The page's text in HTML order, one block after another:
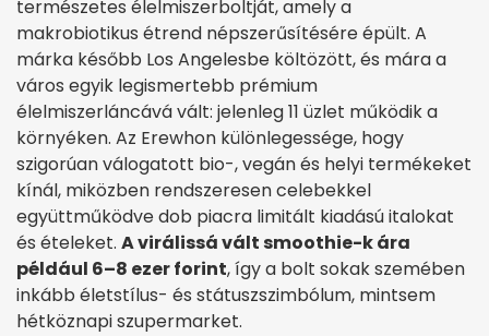
természetes élelmiszerboltját, amely a
makrobiotikus étrend népszerűsítésére épült. A
márka később Los Angelesbe költözött, és mára a
város egyik legismertebb prémium
élelmiszerláncává vált: jelenleg 11 üzlet működik a
környéken. Az Erewhon különlegessége, hogy
szigorúan válogatott bio-, vegán és helyi termékeket
kínál, miközben rendszeresen celebekkel
együttműködve dob piacra limitált kiadású italokat
és ételeket. A virálissá vált smoothie-k ára
például 6–8 ezer forint, így a bolt sokak szemében
inkább életstílus- és státuszszimbólum, mintsem
hétköznapi szupermarket.